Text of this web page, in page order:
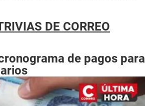
DE CORREO
de pagos para